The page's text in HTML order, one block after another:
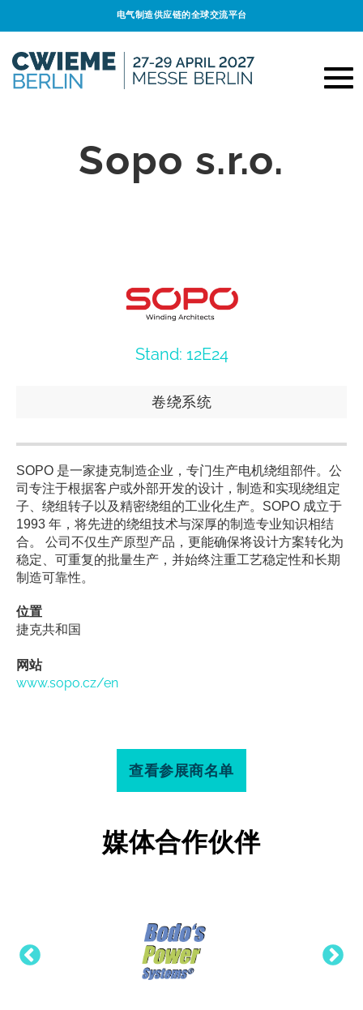
电气制造供应链的全球交流平台
Sopo s.r.o.
Stand: 12E24
卷绕系统
SOPO 是一家捷克制造企业，专门生产电机绕组部件。公
司专注于根据客户或外部开发的设计，制造和实现绕组定
子、绕组转子以及精密绕组的工业化生产。SOPO 成立于
1993 年，将先进的绕组技术与深厚的制造专业知识相结
合。 公司不仅生产原型产品，更能确保将设计方案转化为
稳定、可重复的批量生产，并始终注重工艺稳定性和长期
制造可靠性。
位置
捷克共和国
网站
www.sopo.cz/en
查看参展商名单
媒体合作伙伴